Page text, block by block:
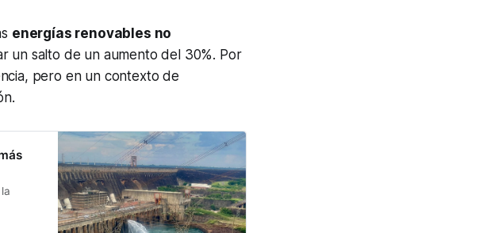
energías renovables no
un salto de un aumento del 30%. Por
pero en un contexto de